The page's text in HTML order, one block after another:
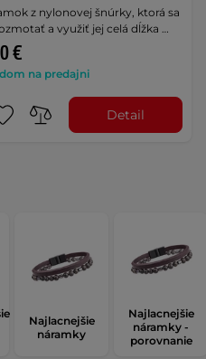
z nylonovej šnúrky, ktorá sa
a využiť jej celá dĺžka …
€
na predajni
Detail
Najlacnejšie
náramky
Najlacnejšie
náramky -
porovnanie